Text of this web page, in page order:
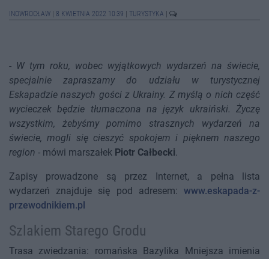
INOWROCŁAW 8 KWIETNIA 2022 10:39 TURYSTYKA
- W tym roku, wobec wyjątkowych wydarzeń na świecie,
specjalnie zapraszamy do udziału w turystycznej
Eskapadzie naszych gości z Ukrainy. Z myślą o nich część
wycieczek będzie tłumaczona na język ukraiński. Życzę
wszystkim, żebyśmy pomimo strasznych wydarzeń na
świecie, mogli się cieszyć spokojem i pięknem naszego
region - mówi marszałek Piotr Całbecki.
Zapisy prowadzone są przez Internet, a pełna lista
wydarzeń znajduje się pod adresem: www.eskapada-z-
przewodnikiem.pl
Szlakiem Starego Grodu
Trasa zwiedzania: romańska Bazylika Mniejsza imienia